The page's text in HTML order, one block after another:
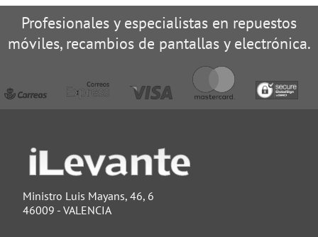
Profesionales y especialistas en repuestos
móviles, recambios de pantallas y electrónica.
Ministro Luis Mayans, 46, 6
46009 - VALENCIA